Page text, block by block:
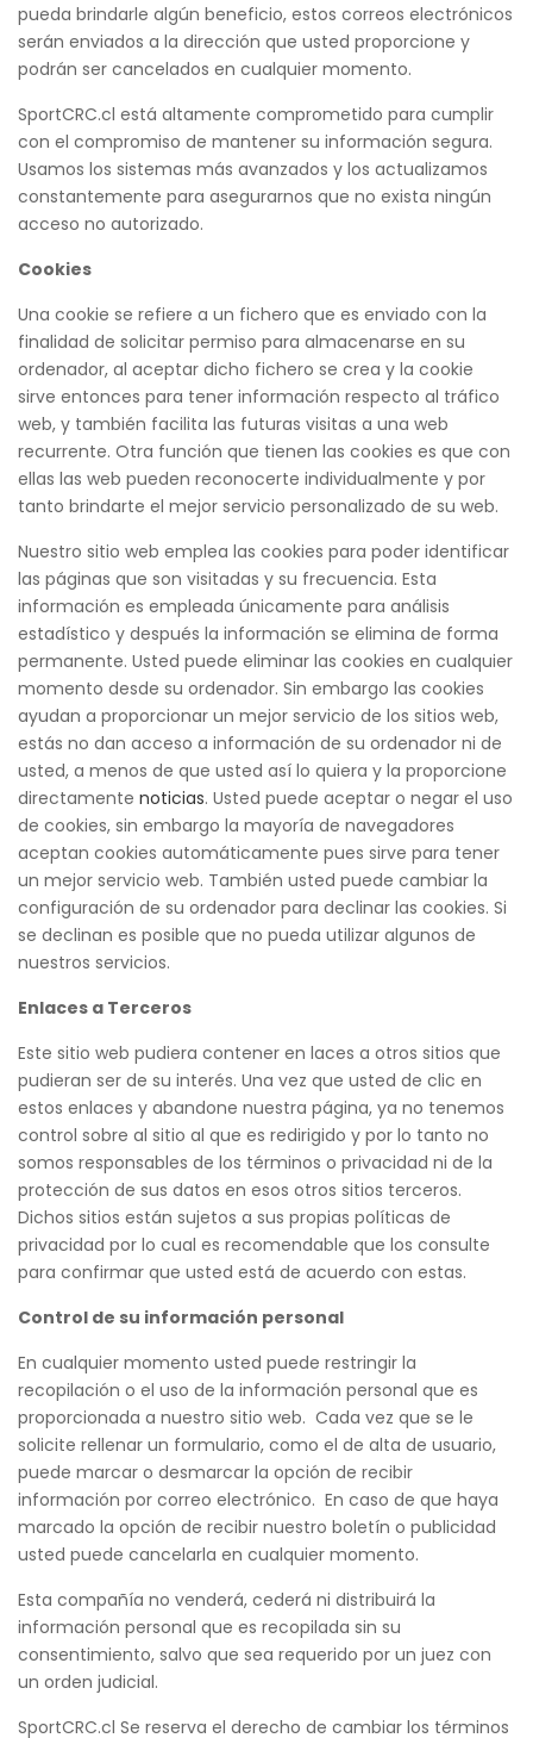
pueda brindarle algún beneficio, estos correos electrónicos
serán enviados a la dirección que usted proporcione y
podrán ser cancelados en cualquier momento.
SportCRC.cl está altamente comprometido para cumplir
con el compromiso de mantener su información segura.
Usamos los sistemas más avanzados y los actualizamos
constantemente para asegurarnos que no exista ningún
acceso no autorizado.
Cookies
Una cookie se refiere a un fichero que es enviado con la
finalidad de solicitar permiso para almacenarse en su
ordenador, al aceptar dicho fichero se crea y la cookie
sirve entonces para tener información respecto al tráfico
web, y también facilita las futuras visitas a una web
recurrente. Otra función que tienen las cookies es que con
ellas las web pueden reconocerte individualmente y por
tanto brindarte el mejor servicio personalizado de su web.
Nuestro sitio web emplea las cookies para poder identificar
las páginas que son visitadas y su frecuencia. Esta
información es empleada únicamente para análisis
estadístico y después la información se elimina de forma
permanente. Usted puede eliminar las cookies en cualquier
momento desde su ordenador. Sin embargo las cookies
ayudan a proporcionar un mejor servicio de los sitios web,
estás no dan acceso a información de su ordenador ni de
usted, a menos de que usted así lo quiera y la proporcione
directamente noticias. Usted puede aceptar o negar el uso
de cookies, sin embargo la mayoría de navegadores
aceptan cookies automáticamente pues sirve para tener
un mejor servicio web. También usted puede cambiar la
configuración de su ordenador para declinar las cookies. Si
se declinan es posible que no pueda utilizar algunos de
nuestros servicios.
Enlaces a Terceros
Este sitio web pudiera contener en laces a otros sitios que
pudieran ser de su interés. Una vez que usted de clic en
estos enlaces y abandone nuestra página, ya no tenemos
control sobre al sitio al que es redirigido y por lo tanto no
somos responsables de los términos o privacidad ni de la
protección de sus datos en esos otros sitios terceros.
Dichos sitios están sujetos a sus propias políticas de
privacidad por lo cual es recomendable que los consulte
para confirmar que usted está de acuerdo con estas.
Control de su información personal
En cualquier momento usted puede restringir la
recopilación o el uso de la información personal que es
proporcionada a nuestro sitio web. Cada vez que se le
solicite rellenar un formulario, como el de alta de usuario,
puede marcar o desmarcar la opción de recibir
información por correo electrónico. En caso de que haya
marcado la opción de recibir nuestro boletín o publicidad
usted puede cancelarla en cualquier momento.
Esta compañía no venderá, cederá ni distribuirá la
información personal que es recopilada sin su
consentimiento, salvo que sea requerido por un juez con
un orden judicial.
SportCRC.cl Se reserva el derecho de cambiar los términos